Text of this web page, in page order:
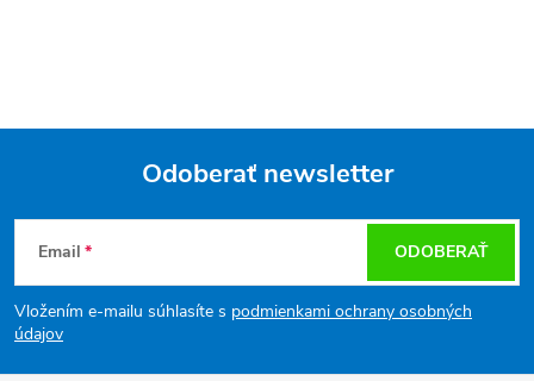
Z
á
p
Odoberať newsletter
Email
Vložením e-mailu súhlasíte s podmienkami ochrany osobných
údajov
ODOBERAŤ